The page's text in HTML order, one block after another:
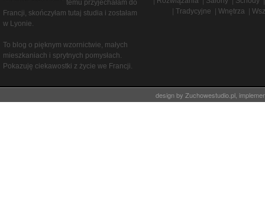
temu przyjechałam do
Francji, skończyłam tutaj studia i zostałam
w Lyonie.
To blog o pięknym wzornictwie, małych
mieszkaniach i sprytnych pomysłach.
Pokazuję ciekawostki z życie we Francji.
Tradycyjne Wnętrza
design by Zuchowestudio.pl ,